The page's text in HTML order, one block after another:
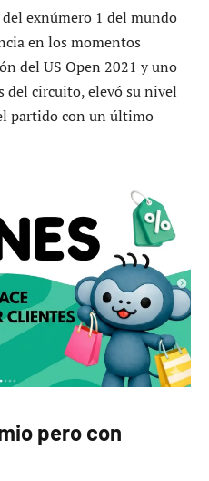
exnúmero 1 del mundo
en los momentos
del US Open 2021 y uno
del circuito, elevó su nivel
partido con un último
pero con